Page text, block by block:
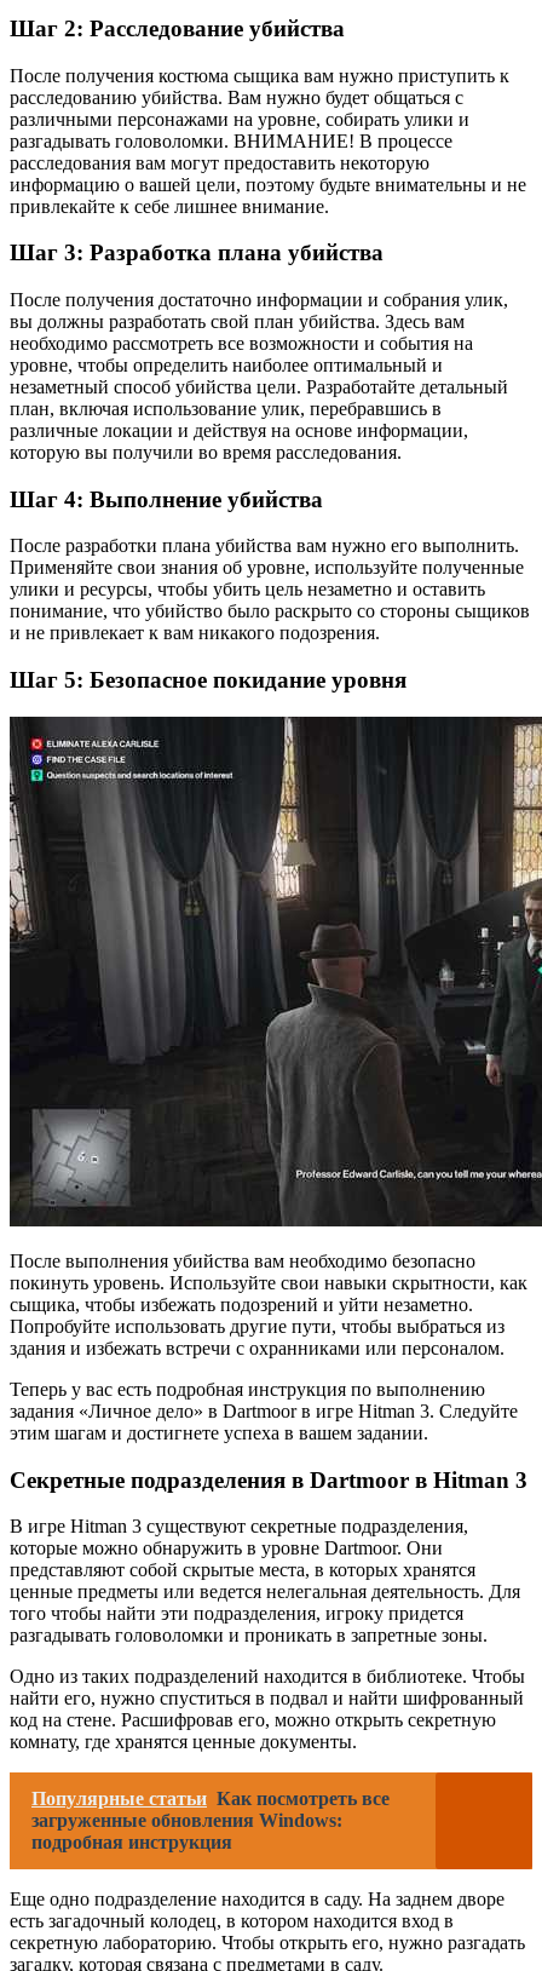
Шаг 2: Расследование убийства
После получения костюма сыщика вам нужно приступить к
расследованию убийства. Вам нужно будет общаться с
различными персонажами на уровне, собирать улики и
разгадывать головоломки. ВНИМАНИЕ! В процессе
расследования вам могут предоставить некоторую
информацию о вашей цели, поэтому будьте внимательны и не
привлекайте к себе лишнее внимание.
Шаг 3: Разработка плана убийства
После получения достаточно информации и собрания улик,
вы должны разработать свой план убийства. Здесь вам
необходимо рассмотреть все возможности и события на
уровне, чтобы определить наиболее оптимальный и
незаметный способ убийства цели. Разработайте детальный
план, включая использование улик, перебравшись в
различные локации и действуя на основе информации,
которую вы получили во время расследования.
Шаг 4: Выполнение убийства
После разработки плана убийства вам нужно его выполнить.
Применяйте свои знания об уровне, используйте полученные
улики и ресурсы, чтобы убить цель незаметно и оставить
понимание, что убийство было раскрыто со стороны сыщиков
и не привлекает к вам никакого подозрения.
Шаг 5: Безопасное покидание уровня
После выполнения убийства вам необходимо безопасно
покинуть уровень. Используйте свои навыки скрытности, как
сыщика, чтобы избежать подозрений и уйти незаметно.
Попробуйте использовать другие пути, чтобы выбраться из
здания и избежать встречи с охранниками или персоналом.
Теперь у вас есть подробная инструкция по выполнению
задания «Личное дело» в Dartmoor в игре Hitman 3. Следуйте
этим шагам и достигнете успеха в вашем задании.
Секретные подразделения в Dartmoor в Hitman 3
В игре Hitman 3 существуют секретные подразделения,
которые можно обнаружить в уровне Dartmoor. Они
представляют собой скрытые места, в которых хранятся
ценные предметы или ведется нелегальная деятельность. Для
того чтобы найти эти подразделения, игроку придется
разгадывать головоломки и проникать в запретные зоны.
Одно из таких подразделений находится в библиотеке. Чтобы
найти его, нужно спуститься в подвал и найти шифрованный
код на стене. Расшифровав его, можно открыть секретную
комнату, где хранятся ценные документы.
Популярные статьи Как посмотреть все
загруженные обновления Windows:
подробная инструкция
Еще одно подразделение находится в саду. На заднем дворе
есть загадочный колодец, в котором находится вход в
секретную лабораторию. Чтобы открыть его, нужно разгадать
загадку, которая связана с предметами в саду.